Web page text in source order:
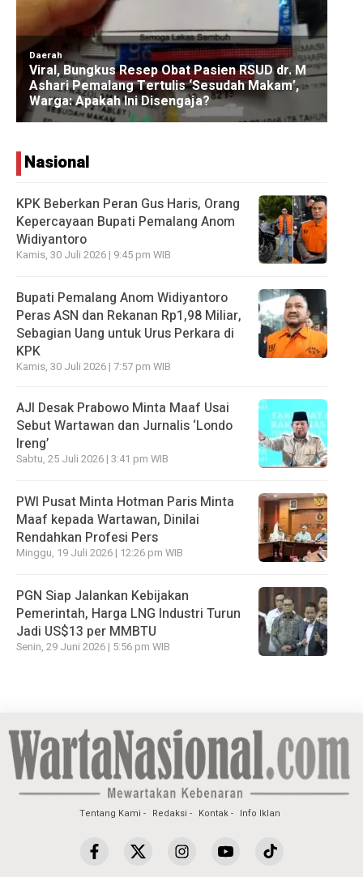
Nasional
KPK Beberkan Peran Gus Haris, Orang
Kepercayaan Bupati Pemalang Anom
Widiyantoro
Kamis, 30 Juli 2026 | 9:45 pm WIB
Bupati Pemalang Anom Widiyantoro
Peras ASN dan Rekanan Rp1,98 Miliar,
Sebagian Uang untuk Urus Perkara di
KPK
Kamis, 30 Juli 2026 | 7:57 pm WIB
AJI Desak Prabowo Minta Maaf Usai
Sebut Wartawan dan Jurnalis ‘Londo
Ireng’
Sabtu, 25 Juli 2026 | 3:41 pm WIB
PWI Pusat Minta Hotman Paris Minta
Maaf kepada Wartawan, Dinilai
Rendahkan Profesi Pers
Minggu, 19 Juli 2026 | 12:26 pm WIB
PGN Siap Jalankan Kebijakan
Pemerintah, Harga LNG Industri Turun
Jadi US$13 per MMBTU
Senin, 29 Juni 2026 | 5:56 pm WIB
Tentang Kami Redaksi Kontak Info Iklan